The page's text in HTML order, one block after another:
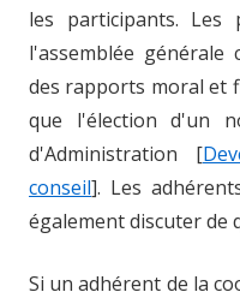
les participants.
l'assemblée
des rapports moral et
que l'élection d'un
d'Administration [
conseil]. Les
également discuter de
Si un adhérent de la